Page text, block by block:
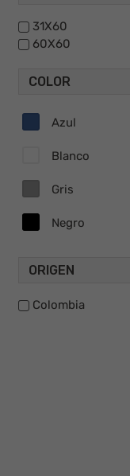
31X60
60X60
COLOR
Azul
Blanco
Gris
Negro
ORIGEN
Colombia